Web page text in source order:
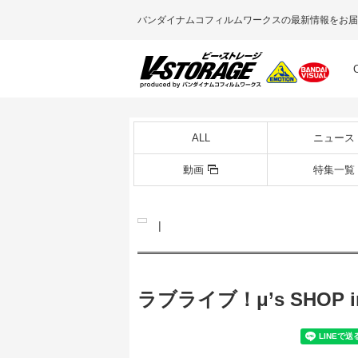
バンダイナムコフィルムワークスの最新情報をお
ALL ニュース
動画 特集一覧
|
ラブライブ！μ’s SHOP